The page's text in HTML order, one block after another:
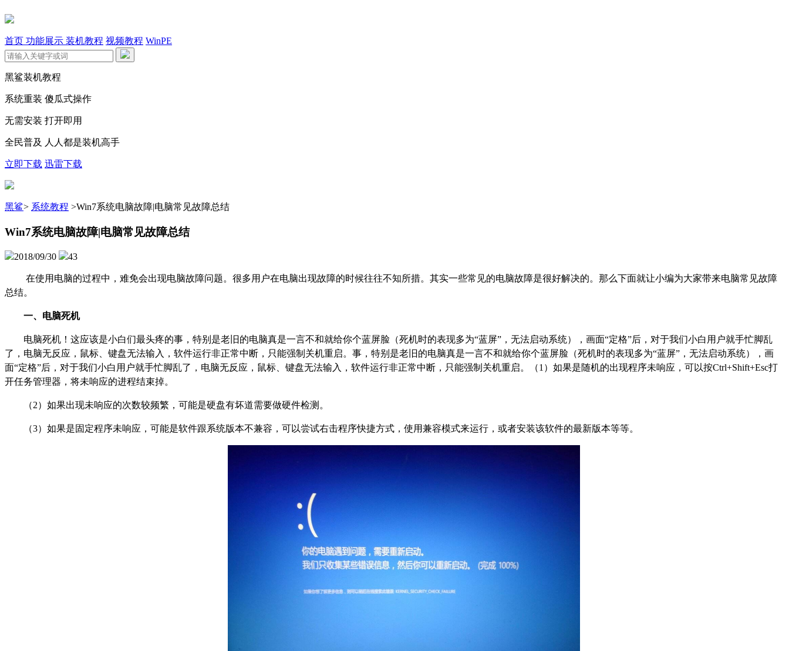
首页 功能展示 装机教程 视频教程 WinPE
黑鲨装机教程
系统重装 傻瓜式操作
无需安装 打开即用
全民普及 人人都是装机高手
立即下载 迅雷下载
黑鲨> 系统教程 >Win7系统电脑故障|电脑常见故障总结
Win7系统电脑故障|电脑常见故障总结
2018/09/30 43
在使用电脑的过程中，难免会出现电脑故障问题。很多用户在电脑出现故障的时候往往不知所措。其实一些常见的电脑故障是很好解决的。那么下面就让小编为大家带来电脑常见故障
总结。
一、电脑死机
电脑死机！这应该是小白们最头疼的事，特别是老旧的电脑真是一言不和就给你个蓝屏脸（死机时的表现多为“蓝屏”，无法启动系统），画面“定格”后，对于我们小白用户就手忙脚乱
了，电脑无反应，鼠标、键盘无法输入，软件运行非正常中断，只能强制关机重启。事，特别是老旧的电脑真是一言不和就给你个蓝屏脸（死机时的表现多为“蓝屏”，无法启动系统），画
面“定格”后，对于我们小白用户就手忙脚乱了，电脑无反应，鼠标、键盘无法输入，软件运行非正常中断，只能强制关机重启。（1）如果是随机的出现程序未响应，可以按Ctrl+Shift+Esc打
开任务管理器，将未响应的进程结束掉。
（2）如果出现未响应的次数较频繁，可能是硬盘有坏道需要做硬件检测。
（3）如果是固定程序未响应，可能是软件跟系统版本不兼容，可以尝试右击程序快捷方式，使用兼容模式来运行，或者安装该软件的最新版本等等。